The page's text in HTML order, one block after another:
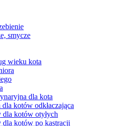
smycze
wieku kota
dla kota
kotów odkłaczająca
dla kotów otyłych
dla kotów po kastracji